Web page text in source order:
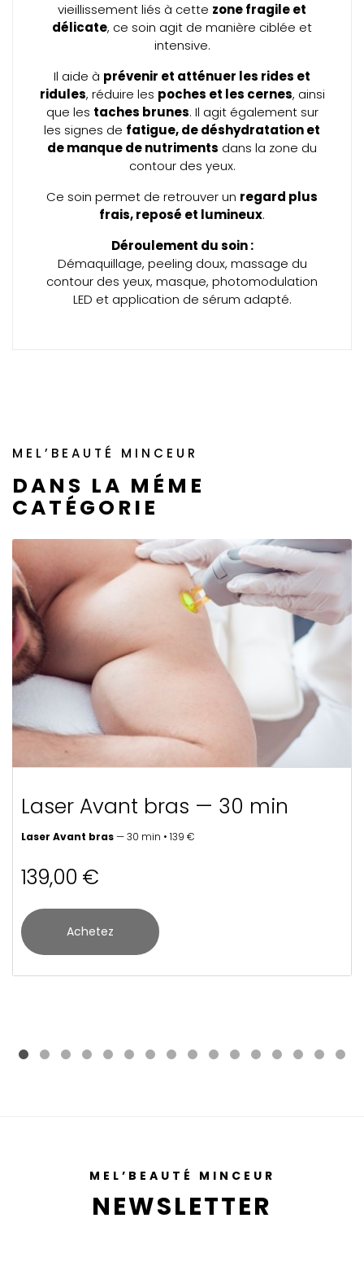
vieillissement liés à cette zone fragile et
délicate, ce soin agit de manière ciblée et
intensive.
Il aide à prévenir et atténuer les rides et
ridules, réduire les poches et les cernes, ainsi
que les taches brunes. Il agit également sur
les signes de fatigue, de déshydratation et
de manque de nutriments dans la zone du
contour des yeux.
Ce soin permet de retrouver un regard plus
frais, reposé et lumineux.
Déroulement du soin :
Démaquillage, peeling doux, massage du
contour des yeux, masque, photomodulation
LED et application de sérum adapté.
MEL’BEAUTÉ MINCEUR
DANS LA MÉME
CATÉGORIE
Laser Avant bras — 30 min
Laser Avant bras— 30 min • 139 €
139,00 €
Achetez
MEL’BEAUTÉ MINCEUR
NEWSLETTER